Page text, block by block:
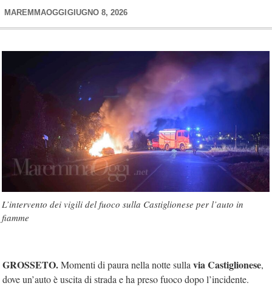
MAREMMAOGGI GIUGNO 8, 2026
L’intervento dei vigili del fuoco sulla Castiglionese per l’auto in
fiamme
GROSSETO.Momenti di paura nella notte sulla via Castiglionese,
dove un’auto è uscita di strada e ha preso fuoco dopo l’incidente.